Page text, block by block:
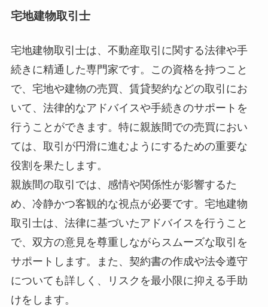
宅地建物取引士
宅地建物取引士は、不動産取引に関する法律や手
続きに精通した専門家です。この資格を持つこと
で、宅地や建物の売買、賃貸契約などの取引にお
いて、法律的なアドバイスや手続きのサポートを
行うことができます。特に親族間での売買におい
ては、取引が円滑に進むようにするための重要な
役割を果たします。
親族間の取引では、感情や関係性が影響するた
め、冷静かつ客観的な視点が必要です。宅地建物
取引士は、法律に基づいたアドバイスを行うこと
で、双方の意見を尊重しながらスムーズな取引を
サポートします。また、契約書の作成や法令遵守
についても詳しく、リスクを最小限に抑える手助
けをします。